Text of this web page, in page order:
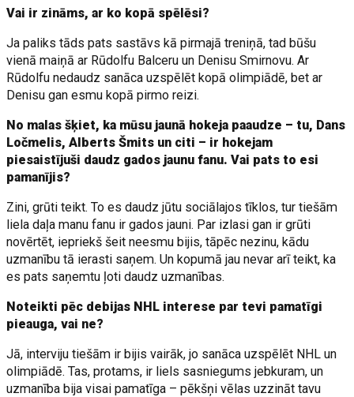
Vai ir zināms, ar ko kopā spēlēsi?
Ja paliks tāds pats sastāvs kā pirmajā treniņā, tad būšu
vienā maiņā ar Rūdolfu Balceru un Denisu Smirnovu. Ar
Rūdolfu nedaudz sanāca uzspēlēt kopā olimpiādē, bet ar
Denisu gan esmu kopā pirmo reizi.
No malas šķiet, ka mūsu jaunā hokeja paaudze – tu, Dans
Ločmelis, Alberts Šmits un citi – ir hokejam
piesaistījuši daudz gados jaunu fanu. Vai pats to esi
pamanījis?
Zini, grūti teikt. To es daudz jūtu sociālajos tīklos, tur tiešām
liela daļa manu fanu ir gados jauni. Par izlasi gan ir grūti
novērtēt, iepriekš šeit neesmu bijis, tāpēc nezinu, kādu
uzmanību tā ierasti saņem. Un kopumā jau nevar arī teikt, ka
es pats saņemtu ļoti daudz uzmanības.
Noteikti pēc debijas NHL interese par tevi pamatīgi
pieauga, vai ne?
Jā, interviju tiešām ir bijis vairāk, jo sanāca uzspēlēt NHL un
olimpiādē. Tas, protams, ir liels sasniegums jebkuram, un
uzmanība bija visai pamatīga – pēkšņi vēlas uzzināt tavu